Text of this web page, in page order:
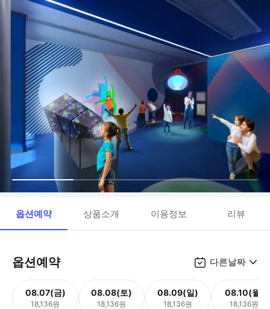
옵션예약 상품소개 이용정보 리뷰
옵션예약 다른날짜
08.07(금)
18,136원
08.08(토)
18,136원
08.09(일)
18,136원
08.10(월)
18,136원